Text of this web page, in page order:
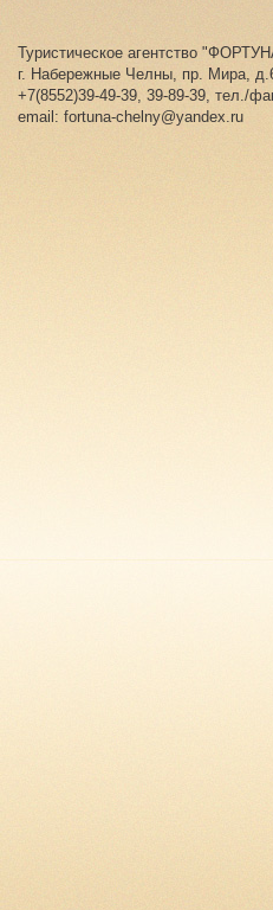
Туристическое агентство
г. Набережные Челны, пр. Мира,
+7(8552)39-49-39, 39-89-39, тел./
email: fortuna-chelny@yandex.ru